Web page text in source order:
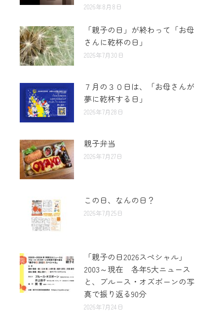
2026年8月8日
「親子の日」が終わって「お母
さんに乾杯の日」
2026年7月30日
７月の３０日は、「お母さんが
夢に乾杯する日」
2026年7月28日
親子弁当
2026年7月27日
この日、なんの日？
2026年7月25日
「親子の日2026スペシャル」
2003～現在 各年5大ニュース
と、ブルース・オズボーンの写
真で振り返る90分
2026年7月24日